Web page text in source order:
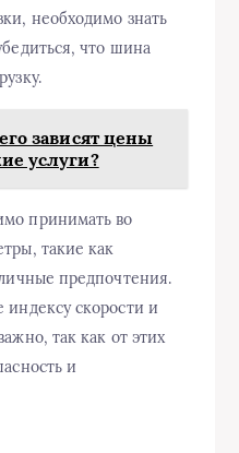
необходимо знать
что шина
зависят цены
услуги?
принимать во
такие как
предпочтения.
скорости и
так как от этих
и